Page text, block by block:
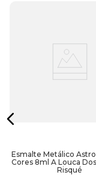
Esmalte Metálico
Cores 8ml A Louca
Risqué